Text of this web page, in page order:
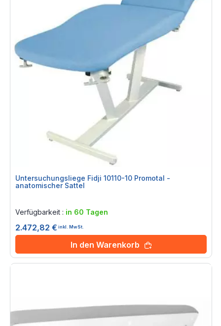
Untersuchungsliege Fidji 10110-10 Promotal -
anatomischer Sattel
Verfügbarkeit : in 60 Tagen
2.472,82 € inkl. MwSt.
In den Warenkorb